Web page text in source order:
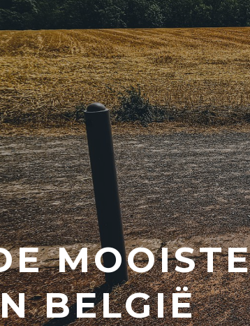
BELGIË